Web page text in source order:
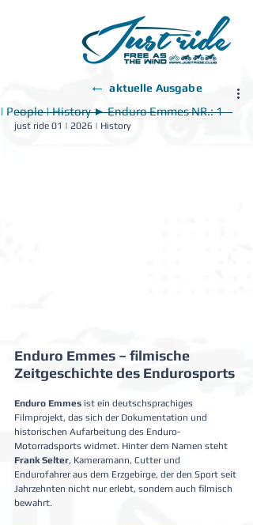
| People | History ► Enduro Emmes NR.: 1
just ride 01 | 2026 | History
Enduro Emmes – filmische
Zeitgeschichte des Endurosports
Enduro Emmes ist ein deutschsprachiges
Filmprojekt, das sich der Dokumentation und
historischen Aufarbeitung des Enduro-
Motorradsports widmet. Hinter dem Namen steht
Frank Selter, Kameramann, Cutter und
Endurofahrer aus dem Erzgebirge, der den Sport seit
Jahrzehnten nicht nur erlebt, sondern auch filmisch
bewahrt.
←aktuelle Ausgabe